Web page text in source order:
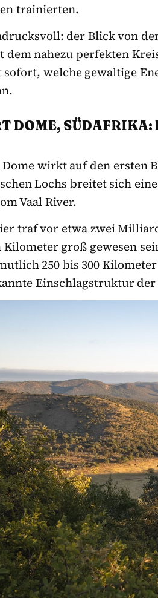
trainierten.
der Blick von
dem nahezu perfekten
welche gewaltige
DOME, SÜDAFRIKA:
wirkt auf den ersten
Lochs breitet sich
Vaal River.
traf vor etwa zwei
Kilometer groß gewesen
250 bis 300
Einschlagstruktur der